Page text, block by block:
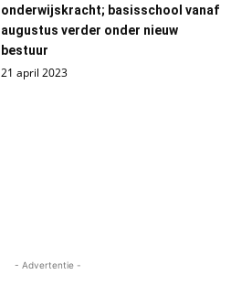
onderwijskracht; basisschool vanaf
augustus verder onder nieuw
bestuur
21 april 2023
- Advertentie -